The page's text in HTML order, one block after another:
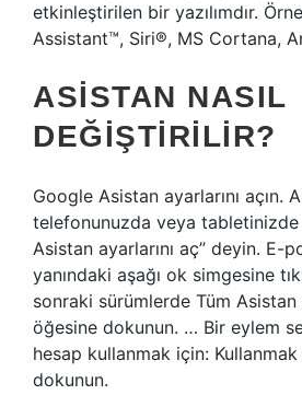
etkinleştirilen bir yazılımdır.
Assistant™, Siri®, MS Cortana,
ASISTAN NASIL
DEĞIŞTIRILIR?
Google Asistan ayarlarını açın.
telefonunuzda veya tabletinizde
Asistan ayarlarını aç” deyin. E-
yanındaki aşağı ok simgesine
sonraki sürümlerde Tüm Asistan
öğesine dokunun. … Bir eylem
hesap kullanmak için:
dokunun.